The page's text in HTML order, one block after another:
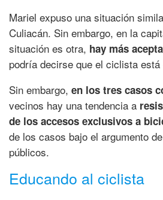
Mariel expuso una situación
Culiacán. Sin embargo, en la
situación es otra, hay más
podría decirse que el ciclista está
Sin embargo, en los tres casos
vecinos hay una tendencia a
de los accesos exclusivos a
de los casos bajo el argumento
públicos.
Educando al ciclista